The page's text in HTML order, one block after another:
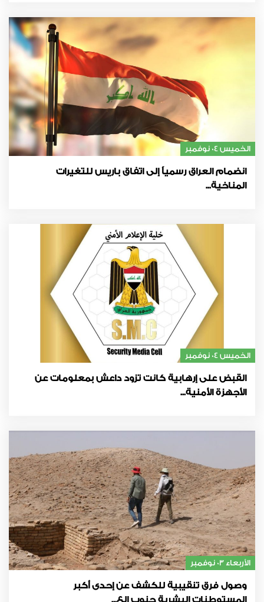
الخميس 04 نوفمبر
انضمام العراق رسمياً إلى اتفاق باريس للتغيرات
المناخية...
الخميس 04 نوفمبر
القبض على إرهابية كانت تزود داعش بمعلومات عن
الأجهزة الأمنية...
الأربعاء 03 نوفمبر
وصول فرق تنقيبية للكشف عن إحدى أكبر
المستوطنات البشرية جنوب الع...